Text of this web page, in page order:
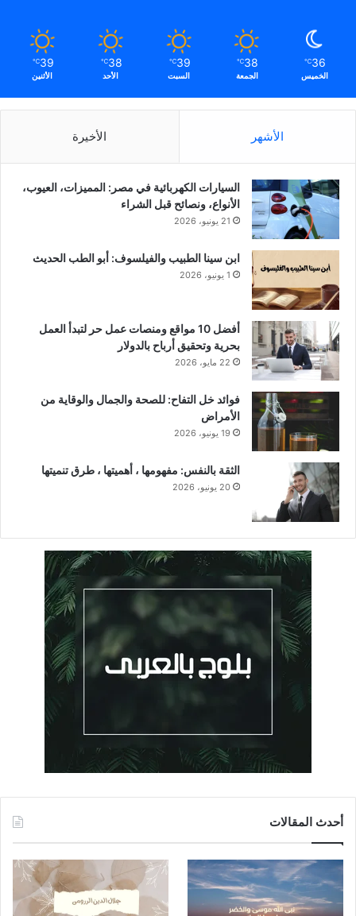
36
℃
الخميس
38
℃
الجمعة
39
℃
السبت
38
℃
الأحد
39
℃
الأثنين
الأشهر الأخيرة
السيارات الكهربائية في مصر: المميزات، العيوب،
الأنواع، ونصائح قبل الشراء
21 يونيو، 2026
ابن سينا الطبيب والفيلسوف: أبو الطب الحديث
1 يونيو، 2026
أفضل 10 مواقع ومنصات عمل حر لتبدأ العمل
بحرية وتحقيق أرباح بالدولار
22 مايو، 2026
فوائد خل التفاح: للصحة والجمال والوقاية من
الأمراض
19 يونيو، 2026
الثقة بالنفس: مفهومها ، أهميتها ، طرق تنميتها
20 يونيو، 2026
أحدث المقالات